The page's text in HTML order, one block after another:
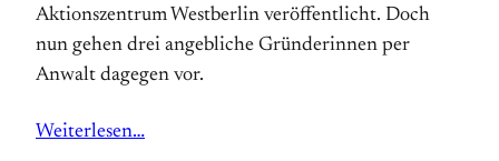
Aktionszentrum Westberlin veröffentlicht. Doch
nun gehen drei angebliche Gründerinnen per
Anwalt dagegen vor.
Weiterlesen…